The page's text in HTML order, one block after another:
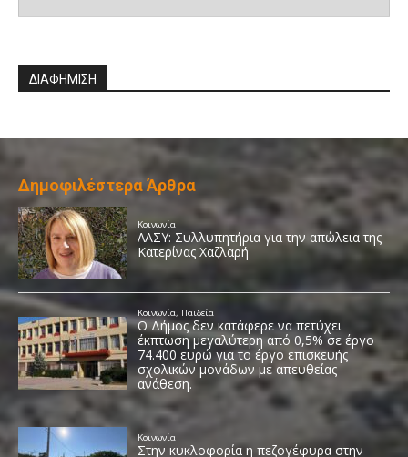
ΔΙΑΦΗΜΙΣΗ
Δημοφιλέστερα Άρθρα